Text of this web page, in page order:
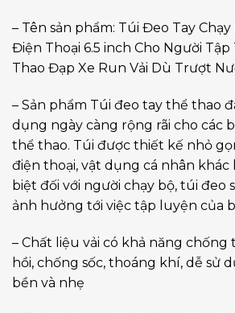
– Tên sản phẩm: Túi Đeo Tay
Điện Thoại 6.5 inch Cho Người
Thao Đạp Xe Run Vải Dù Trượt
– Sản phẩm Túi đeo tay thể thao
dụng ngày càng rộng rãi cho các
thể thao. Túi được thiết kế nhỏ
điện thoại, vật dụng cá nhân khác
biệt đối với người chạy bộ, túi đeo
ảnh hưởng tới việc tập luyện của
– Chất liệu vải có khả năng chống
hồi, chống sốc, thoáng khí, dễ sử
bền và nhẹ